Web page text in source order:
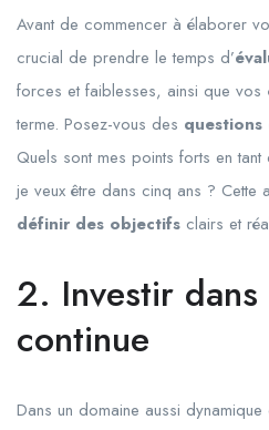
Avant de commencer à élaborer
crucial de prendre le temps d’
forces et faiblesses, ainsi que vos
terme. Posez-vous des questions
Quels sont mes points forts en
je veux être dans cinq ans ? Cette
définir des objectifs clairs et
2. Investir
continue
Dans un domaine aussi dynamique